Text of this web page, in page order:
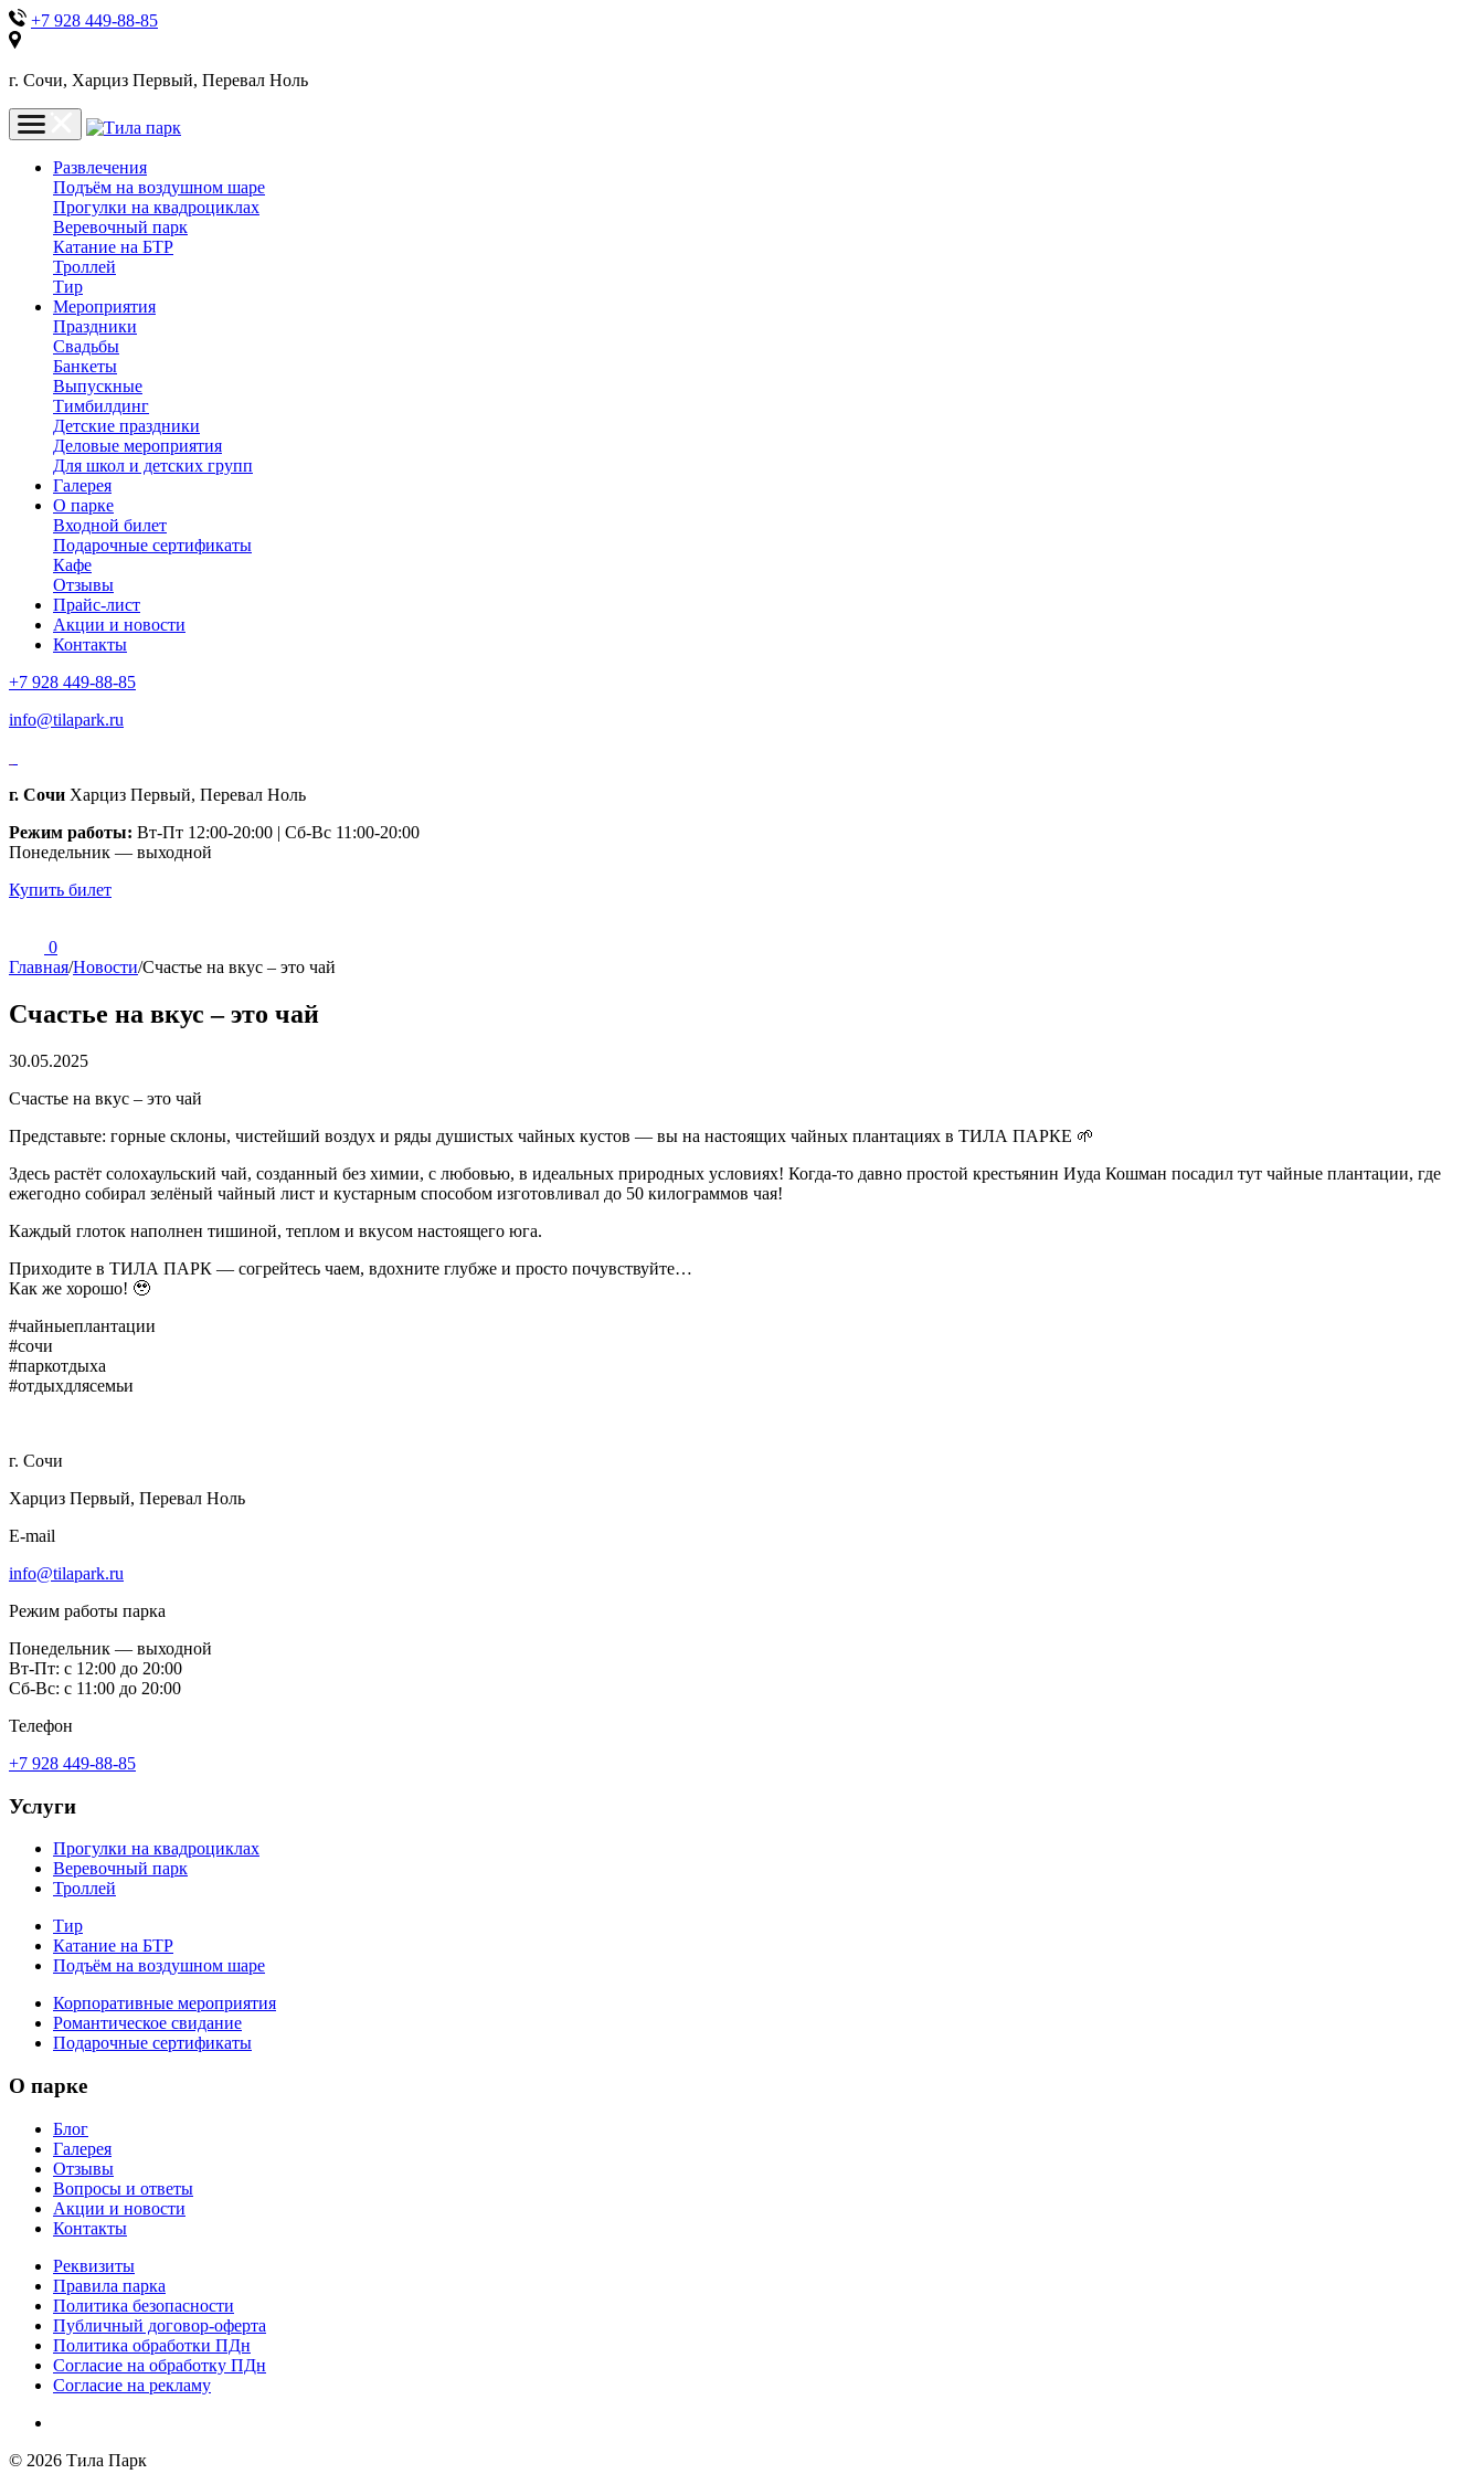
+7 928 449-88-85
г. Сочи, Харциз Первый, Перевал Ноль
Развлечения
Подъём на воздушном шаре
Прогулки на квадроциклах
Веревочный парк
Катание на БТР
Троллей
Тир
Мероприятия
Праздники
Свадьбы
Банкеты
Выпускные
Тимбилдинг
Детские праздники
Деловые мероприятия
Для школ и детских групп
Галерея
О парке
Входной билет
Подарочные сертификаты
Кафе
Отзывы
Прайс-лист
Акции и новости
Контакты
+7 928 449-88-85
info@tilapark.ru
г. Сочи Харциз Первый, Перевал Ноль
Режим работы: Вт-Пт 12:00-20:00 | Сб-Вс 11:00-20:00
Понедельник — выходной
Купить билет
0
Главная/Новости/Счастье на вкус – это чай
Счастье на вкус – это чай
30.05.2025
Счастье на вкус – это чай
Представьте: горные склоны, чистейший воздух и ряды душистых чайных кустов — вы на настоящих чайных плантациях в ТИЛА ПАРКЕ 🌱
Здесь растёт солохаульский чай, созданный без химии, с любовью, в идеальных природных условиях! Когда-то давно простой крестьянин Иуда Кошман посадил тут чайные плантации, где
ежегодно собирал зелёный чайный лист и кустарным способом изготовливал до 50 килограммов чая!
Каждый глоток наполнен тишиной, теплом и вкусом настоящего юга.
Приходите в ТИЛА ПАРК — согрейтесь чаем, вдохните глубже и просто почувствуйте…
Как же хорошо! 🥹
#чайныеплантации
#сочи
#паркотдыха
#отдыхдлясемьи
г. Сочи
Харциз Первый, Перевал Ноль
E-mail
info@tilapark.ru
Режим работы парка
Понедельник — выходной
Вт-Пт: с 12:00 до 20:00
Сб-Вс: с 11:00 до 20:00
Телефон
+7 928 449-88-85
Услуги
Прогулки на квадроциклах
Веревочный парк
Троллей
Тир
Катание на БТР
Подъём на воздушном шаре
Корпоративные мероприятия
Романтическое свидание
Подарочные сертификаты
О парке
Блог
Галерея
Отзывы
Вопросы и ответы
Акции и новости
Контакты
Реквизиты
Правила парка
Политика безопасности
Публичный договор-оферта
Политика обработки ПДн
Согласие на обработку ПДн
Согласие на рекламу
© 2026 Тила Парк